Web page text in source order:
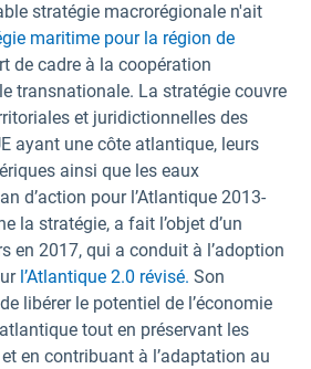
stratégie macrorégionale n'ait
maritime pour la région de
de cadre à la coopération
transnationale. La stratégie couvre
et juridictionnelles des
ayant une côte atlantique, leurs
ainsi que les eaux
d’action pour l’Atlantique 2013-
la stratégie, a fait l’objet d’un
en 2017, qui a conduit à l’adoption
l’Atlantique 2.0 révisé. Son
libérer le potentiel de l’économie
tout en préservant les
en contribuant à l’adaptation au